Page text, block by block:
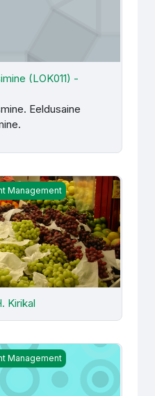
(LOK011) -
Eeldusaine
Kirikal
Management
Kirikal
süsteemid OK2022
Management